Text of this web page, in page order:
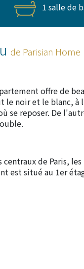
1 salle de
de Parisian Home
offre de
noir et le blanc, à
se reposer. De
de Paris,
situé au 1er